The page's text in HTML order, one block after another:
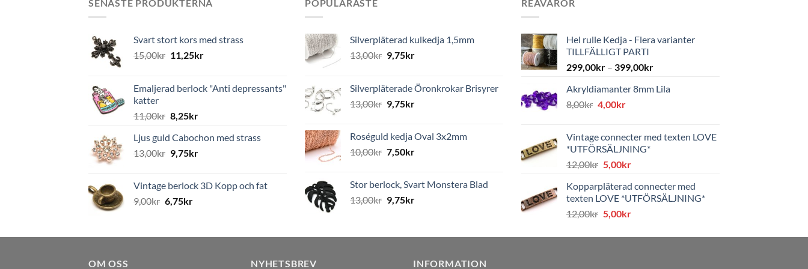
SENASTE PRODUKTERNA
Svart stort kors med strass
15,00kr 11,25kr
Emaljerad berlock "Anti depressants"
katter
11,00kr 8,25kr
Ljus guld Cabochon med strass
13,00kr 9,75kr
Vintage berlock 3D Kopp och fat
9,00kr 6,75kr
POPULÄRASTE
Silverpläterad kulkedja 1,5mm
13,00kr 9,75kr
Silverpläterade Öronkrokar Brisyrer
13,00kr 9,75kr
Roséguld kedja Oval 3x2mm
10,00kr 7,50kr
Stor berlock, Svart Monstera Blad
13,00kr 9,75kr
REAVAROR
Hel rulle Kedja - Flera varianter
TILLFÄLLIGT PARTI
299,00kr – 399,00kr
Akryldiamanter 8mm Lila
8,00kr Det
var:
8,00kr.
4,00krDet
är:
4,00kr.
Vintage connecter med texten LOVE
*UTFÖRSÄLJNING*
12,00kr Det
priset
var:
12,00kr.
5,00krDet
priset
är:
5,00kr.
Kopparpläterad connecter med
texten LOVE *UTFÖRSÄLJNING*
12,00kr Det
priset
5,00krDet
priset
OM OSS NYHETSBREV INFORMATION